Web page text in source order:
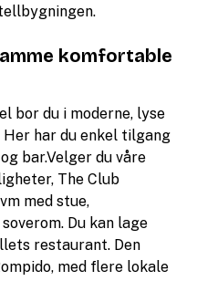
komfortable
bor du i moderne, lyse
har du enkel tilgang
bar.Velger du våre
The Club
med stue,
Du kan lage
restaurant. Den
med flere lokale